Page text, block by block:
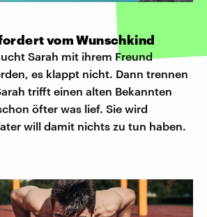
vom Wunschkind
Sarah mit ihrem Freund
es klappt nicht. Dann trennen
trifft einen alten Bekannten
öfter was lief. Sie wird
will damit nichts zu tun haben.